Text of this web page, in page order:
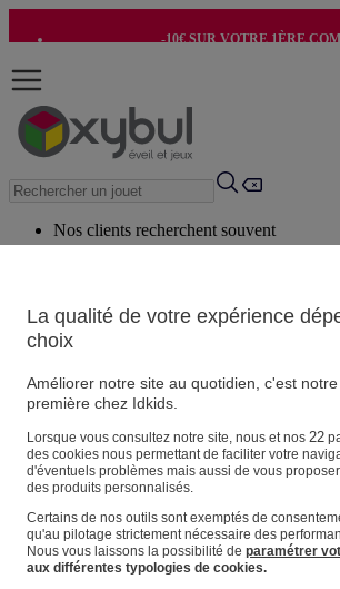
-10€ SUR VOTRE 1ÈRE
Nos clients recherchent souvent
Conseils suggérés
Produits suggérés
Vos informations personnelles
Suivre une commande
Magasin
Panier
Favoris
La qualité de votre expérience
choix
Améliorer notre site au quotidien, c'est
première chez Idkids.
Lorsque vous consultez notre site, nous et nos 22
des cookies nous permettant de faciliter votre
d'éventuels problèmes mais aussi de vous
des produits personnalisés.
Certains de nos outils sont exemptés de
qu'au pilotage strictement nécessaire des
Nous vous laissons la possibilité de paramétrer
aux différentes typologies de cookies.